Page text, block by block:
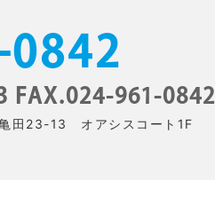
FAX.024-961-0842
田23-13 オアシスコート1F